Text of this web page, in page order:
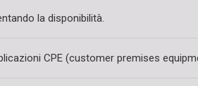
la disponibilità.
CPE (customer premises